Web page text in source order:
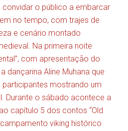
o público a embarcar
no tempo, com trajes de
e cenário montado
Na primeira noite
com apresentação do
dançarina Aline Muhana que
mostrando um
Durante o sábado acontece a
capítulo 5 dos contos “Old
viking histórico